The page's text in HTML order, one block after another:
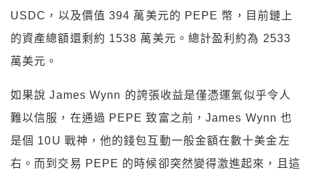
USDC，以及價值 394 萬美元的 PEPE 幣，目前鏈上
的資產總額還剩約 1538 萬美元。總計盈利約為 2533
萬美元。
如果說 James Wynn 的誇張收益是僅憑運氣似乎令人
難以信服，在通過 PEPE 致富之前，James Wynn 也
是個 10U 戰神，他的錢包互動一般金額在數十美金左
右。而到交易 PEPE 的時候卻突然變得激進起來，且這